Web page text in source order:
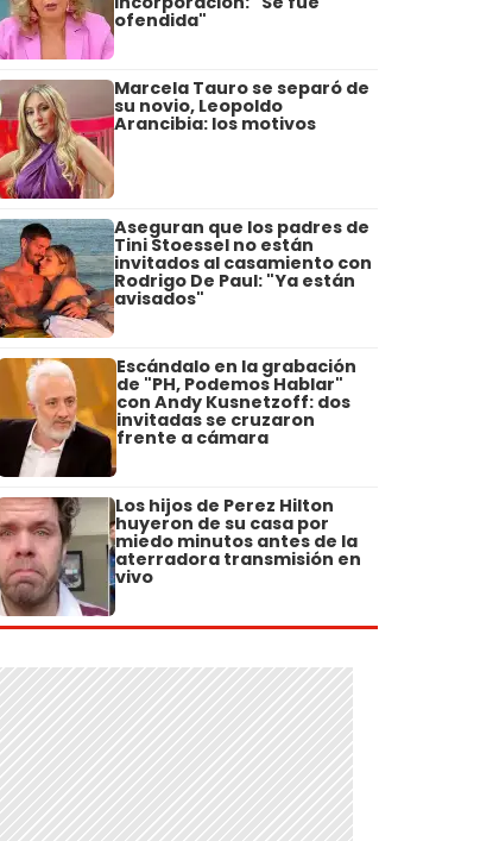
ofendida"
Marcela Tauro se separó de
su novio, Leopoldo
Arancibia: los motivos
Aseguran que los padres de
Tini Stoessel no están
invitados al casamiento con
Rodrigo De Paul: "Ya están
avisados"
Escándalo en la grabación
de "PH, Podemos Hablar"
con Andy Kusnetzoff: dos
invitadas se cruzaron
frente a cámara
Los hijos de Perez Hilton
huyeron de su casa por
miedo minutos antes de la
aterradora transmisión en
vivo